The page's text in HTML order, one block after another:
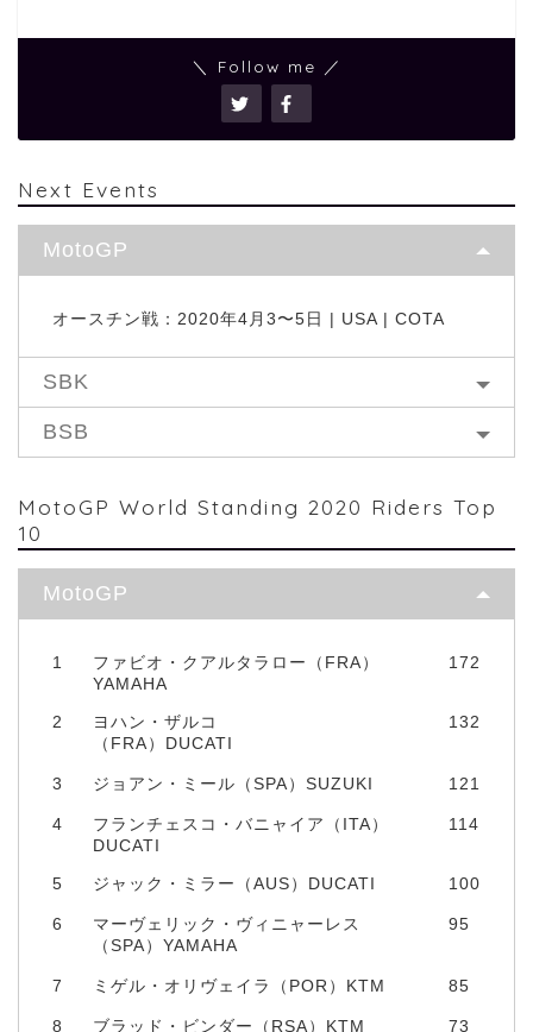
＼ Follow me ／
Next Events
MotoGP
オースチン戦：2020年4月3〜5日 | USA | COTA
SBK
BSB
MotoGP World Standing 2020 Riders Top
10
MotoGP
1
ファビオ・クアルタラロー（FRA）
YAMAHA
172
2
ヨハン・ザルコ
（FRA）DUCATI
132
3 ジョアン・ミール（SPA）SUZUKI 121
4
フランチェスコ・バニャイア（ITA）
DUCATI
114
5 ジャック・ミラー（AUS）DUCATI 100
6
マーヴェリック・ヴィニャーレス
（SPA）YAMAHA
95
7 ミゲル・オリヴェイラ（POR）KTM 85
8 ブラッド・ビンダー（RSA）KTM 73